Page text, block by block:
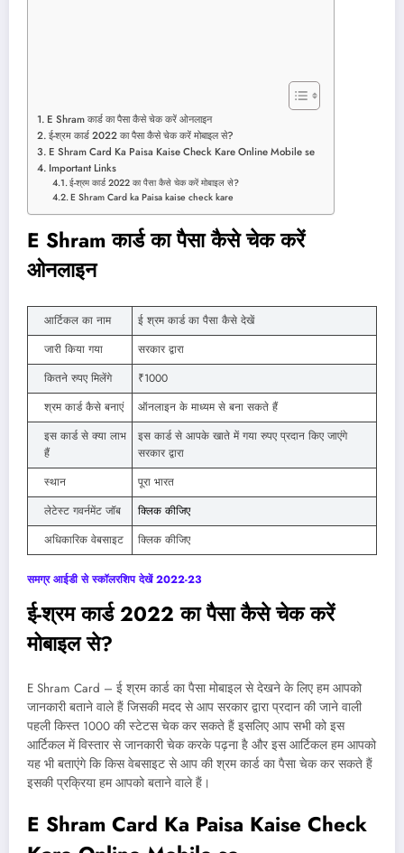
E Shram कार्ड का पैसा कैसे चेक करें ओनलाइन
ई-श्रम कार्ड 2022 का पैसा कैसे चेक करें मोबाइल से?
E Shram Card Ka Paisa Kaise Check Kare Online Mobile se
Important Links
ई-श्रम कार्ड 2022 का पैसा कैसे चेक करें मोबाइल से?
E Shram Card ka Paisa kaise check kare
E Shram कार्ड का पैसा कैसे चेक करें
ओनलाइन
आर्टिकल का नाम
ई श्रम कार्ड का पैसा कैसे देखें
जारी किया गया
सरकार द्वारा
कितने रुपए मिलेंगे
₹1000
श्रम कार्ड कैसे बनाएं
ऑनलाइन के माध्यम से बना सकते हैं
इस कार्ड से क्या लाभ
हैं
इस कार्ड से आपके खाते में गया रुपए प्रदान किए जाएंगे
सरकार द्वारा
स्थान
पूरा भारत
लेटेस्ट गवर्नमेंट जॉब
क्लिक कीजिए
अधिकारिक वेबसाइट
क्लिक कीजिए
समग्र आईडी से स्कॉलरशिप देखें 2022-23
ई-श्रम कार्ड 2022 का पैसा कैसे चेक करें
मोबाइल से?
E Shram Card – ई श्रम कार्ड का पैसा मोबाइल से देखने के लिए हम आपको
जानकारी बताने वाले हैं जिसकी मदद से आप सरकार द्वारा प्रदान की जाने वाली
पहली किस्त 1000 की स्टेटस चेक कर सकते हैं इसलिए आप सभी को इस
आर्टिकल में विस्तार से जानकारी चेक करके पढ़ना है और इस आर्टिकल हम आपको
यह भी बताएंगे कि किस वेबसाइट से आप की श्रम कार्ड का पैसा चेक कर सकते हैं
इसकी प्रक्रिया हम आपको बताने वाले हैं।
E Shram Card Ka Paisa Kaise Check